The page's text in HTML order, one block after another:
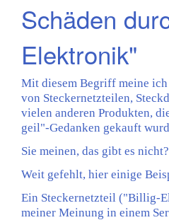
Schäden
Elektronik"
Mit diesem Begriff meine
von Steckernetzteilen,
vielen anderen Produkten,
geil"-Gedanken gekauft
Sie meinen, das gibt es nicht?
Weit gefehlt, hier einige
Ein Steckernetzteil ("Billig-
meiner Meinung in einem